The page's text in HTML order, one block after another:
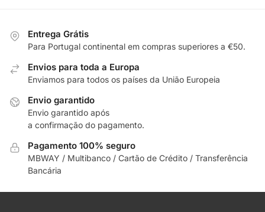
Entrega Grátis
Para Portugal continental em compras superiores a €50.
Envios para toda a Europa
Enviamos para todos os países da União Europeia
Envio garantido
Envio garantido após
a confirmação do pagamento.
Pagamento 100% seguro
MBWAY / Multibanco / Cartão de Crédito / Transferência
Bancária